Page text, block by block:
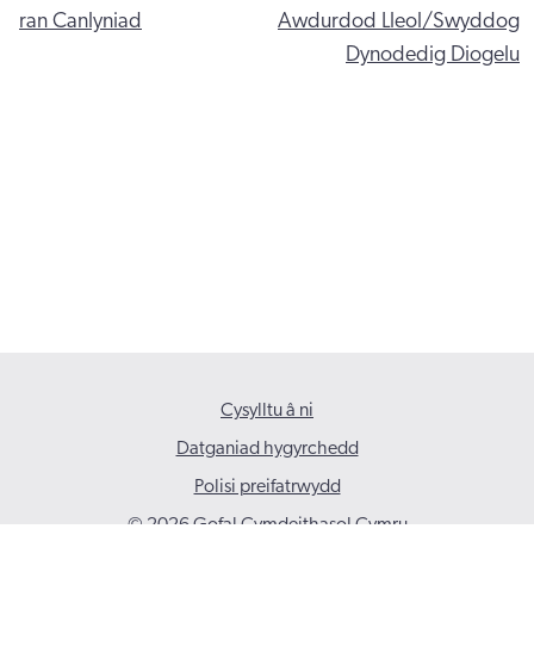
ran Canlyniad
Awdurdod Lleol/Swyddog
Dynodedig Diogelu
Cysylltu â ni
Datganiad hygyrchedd
Polisi preifatrwydd
© 2026 Gofal Cymdeithasol Cymru